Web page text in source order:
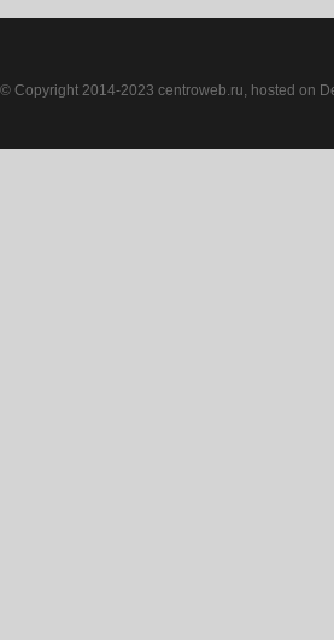
© Copyright 2014-2023 centroweb.ru, hosted on